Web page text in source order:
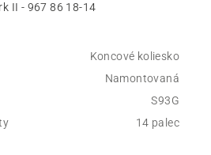
II - 967 86 18‑14
Koncové koliesko
Namontovaná
S93G
14 palec